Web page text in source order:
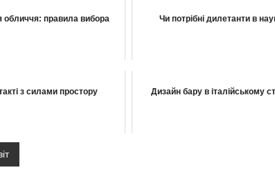
обличчя: правила вибора Чи потрібні дилетанти в
з силами простору Дизайн бару в італійському